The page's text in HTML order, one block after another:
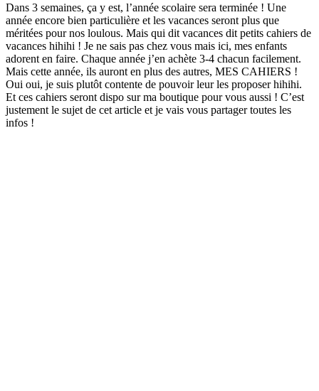
Dans 3 semaines, ça y est, l’année scolaire sera terminée ! Une
année encore bien particulière et les vacances seront plus que
méritées pour nos loulous. Mais qui dit vacances dit petits cahiers de
vacances hihihi ! Je ne sais pas chez vous mais ici, mes enfants
adorent en faire. Chaque année j’en achète 3-4 chacun facilement.
Mais cette année, ils auront en plus des autres, MES CAHIERS !
Oui oui, je suis plutôt contente de pouvoir leur les proposer hihihi.
Et ces cahiers seront dispo sur ma boutique pour vous aussi ! C’est
justement le sujet de cet article et je vais vous partager toutes les
infos !